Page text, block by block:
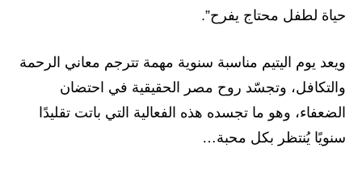
حياة لطفل محتاج يفرح”.
ويعد يوم اليتيم مناسبة سنوية مهمة تترجم معاني الرحمة
والتكافل، وتجسّد روح مصر الحقيقية في احتضان
الضعفاء، وهو ما تجسده هذه الفعالية التي باتت تقليدًا
سنويًا يُنتظر بكل محبة…